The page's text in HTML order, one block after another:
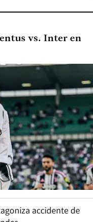
vs. Inter en
accidente de